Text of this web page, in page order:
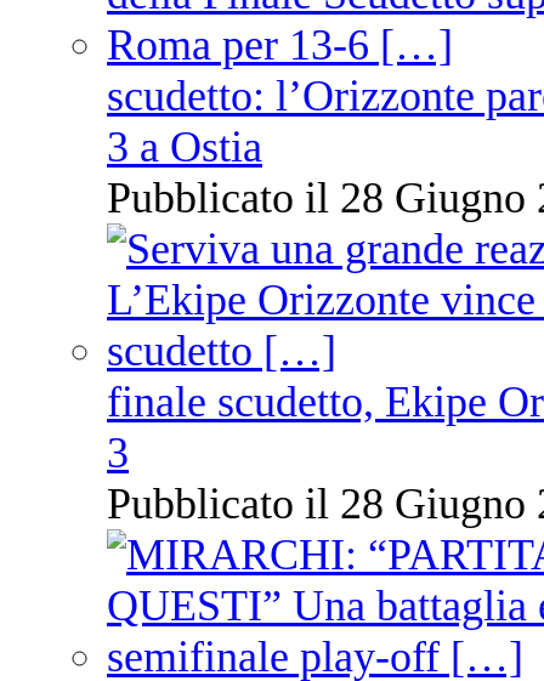
scudetto: l’Orizzonte
3 a Ostia
Pubblicato il 28 Giugno
finale scudetto, Ekipe
3
Pubblicato il 28 Giugno